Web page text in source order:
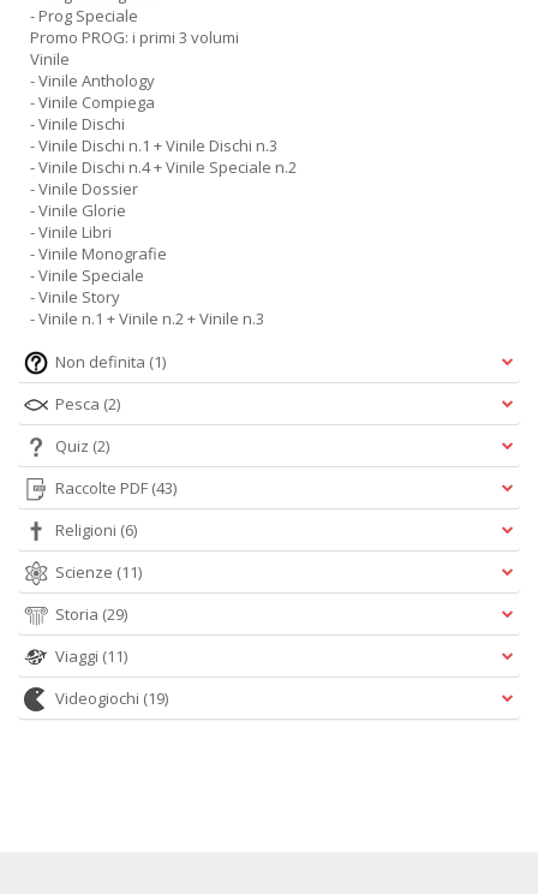
- Prog Speciale
Promo PROG: i primi 3 volumi
Vinile
- Vinile Anthology
- Vinile Compiega
- Vinile Dischi
- Vinile Dischi n.1 + Vinile Dischi n.3
- Vinile Dischi n.4 + Vinile Speciale n.2
- Vinile Dossier
- Vinile Glorie
- Vinile Libri
- Vinile Monografie
- Vinile Speciale
- Vinile Story
- Vinile n.1 + Vinile n.2 + Vinile n.3
Non definita (1)
Pesca (2)
Quiz (2)
Raccolte PDF (43)
Religioni (6)
Scienze (11)
Storia (29)
Viaggi (11)
Videogiochi (19)